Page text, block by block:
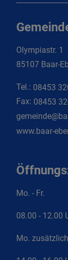
Olympiastr. 1
85107 Baar-
Tel.: 08453
Fax: 08453
www.baar-
Mo. - Fr.
08.00 - 12.00
Mo. zusätzlich